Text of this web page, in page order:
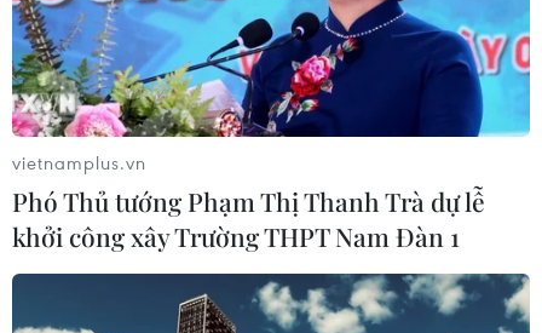
vietnamplus.vn
Phó Thủ tướng Phạm Thị Thanh Trà dự lễ
khởi công xây Trường THPT Nam Đàn 1